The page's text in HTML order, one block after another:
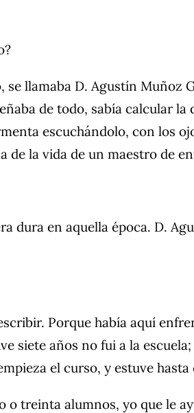
llamaba D. Agustín Muñoz
de todo, sabía calcular
escuchándolo, con los
de la vida de un maestro de
dura en aquella época. D.
Porque había aquí
siete años no fui a la
el curso, y estuve
treinta alumnos, yo que le